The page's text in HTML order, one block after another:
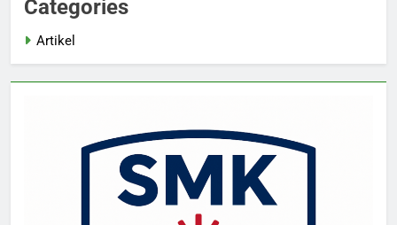
Categories
Artikel